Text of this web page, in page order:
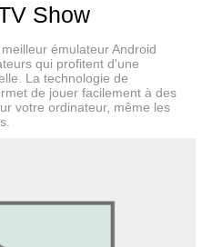
Show
émulateur Android
qui profitent d'une
La technologie de
de jouer facilement à des
votre ordinateur, même les